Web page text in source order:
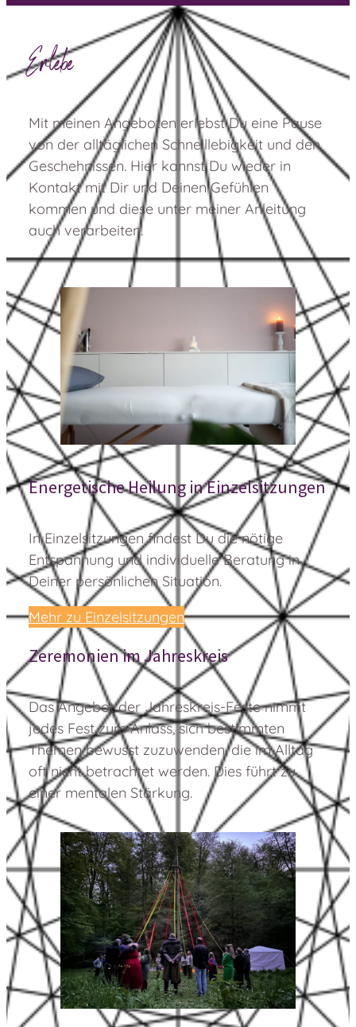
Erlebe
Mit meinen Angeboten erlebst Du eine Pause
von der alltäglichen Schnelllebigkeit und den
Geschehnissen. Hier kannst Du wieder in
Kontakt mit Dir und Deinen Gefühlen
kommen und diese unter meiner Anleitung
auch verarbeiten.
Energetische Heilung in Einzelsitzungen
In Einzelsitzungen findest Du die nötige
Entspannung und individuelle Beratung in
Deiner persönlichen Situation.
Mehr zu Einzelsitzungen
Zeremonien im Jahreskreis
Das Angebot der Jahreskreis-Feste nimmt
jedes Fest zum Anlass, sich bestimmten
Themen bewusst zuzuwenden, die im Alltag
oft nicht betrachtet werden. Dies führt zu
einer mentalen Stärkung.